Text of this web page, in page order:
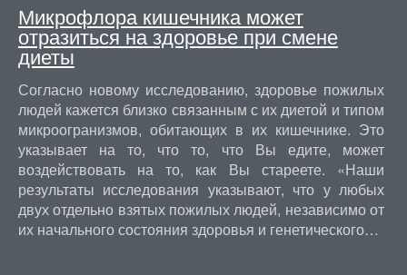
Микрофлора кишечника может
отразиться на здоровье при смене
диеты
Согласно новому исследованию, здоровье пожилых
людей кажется близко связанным с их диетой и типом
микроогранизмов, обитающих в их кишечнике. Это
указывает на то, что то, что Вы едите, может
воздействовать на то, как Вы стареете. «Наши
результаты исследования указывают, что у любых
двух отдельно взятых пожилых людей, независимо от
их начального состояния здоровья и генетического…